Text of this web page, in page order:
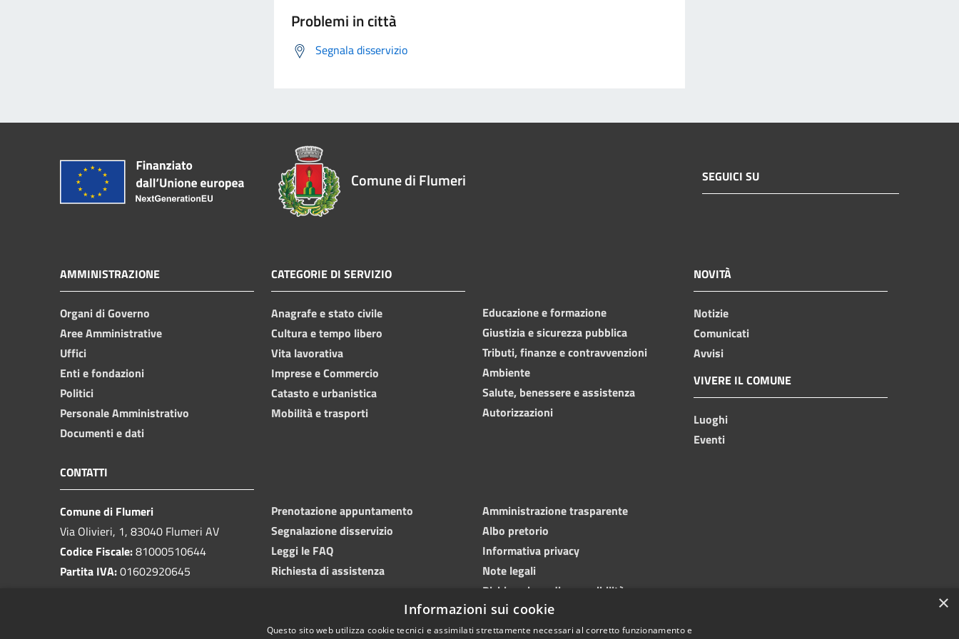
Problemi in città
Segnala disservizio
Comune di Flumeri SEGUICI SU
AMMINISTRAZIONE
Organi di Governo
Aree Amministrative
Uffici
Enti e fondazioni
Politici
Personale Amministrativo
Documenti e dati
CATEGORIE DI SERVIZIO
Anagrafe e stato civile
Cultura e tempo libero
Vita lavorativa
Imprese e Commercio
Catasto e urbanistica
Mobilità e trasporti
Educazione e formazione
Giustizia e sicurezza pubblica
Tributi, finanze e contravvenzioni
Ambiente
Salute, benessere e assistenza
Autorizzazioni
NOVITÀ
Notizie
Comunicati
Avvisi
VIVERE IL COMUNE
Luoghi
Eventi
CONTATTI
Comune di Flumeri
Via Olivieri, 1, 83040 Flumeri AV
Codice Fiscale:81000510644
Partita IVA:01602920645
Prenotazione appuntamento
Segnalazione disservizio
Leggi le FAQ
Richiesta di assistenza
Amministrazione trasparente
Albo pretorio
Informativa privacy
Note legali
Dichiarazione di accessibilità
×
Informazioni sui cookie
Questo sito web utilizza cookie tecnici e assimilati strettamente necessari al corretto funzionamento e